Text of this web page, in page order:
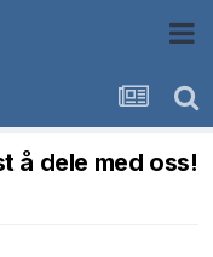
å dele med oss!